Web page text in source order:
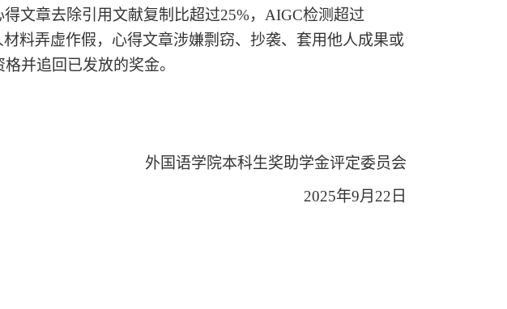
文章去除引用文献复制比超过25%，AIGC检测超过
料弄虚作假，心得文章涉嫌剽窃、抄袭、套用他人成果或
并追回已发放的奖金。
外国语学院本科生奖助学金评定委员会
2025年9月 22日